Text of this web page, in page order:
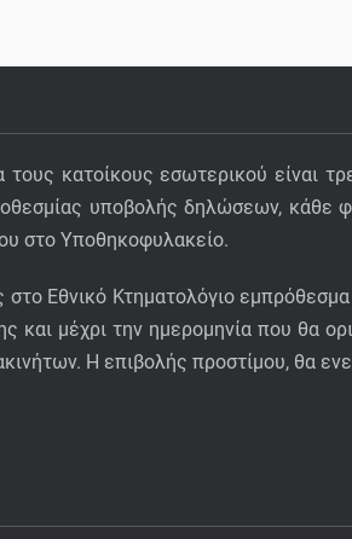
κατοίκους εσωτερικού είναι
υποβολής δηλώσεων,
στο Υποθηκοφυλακείο.
Εθνικό Κτηματολόγιο
και μέχρι την ημερομηνία που
Η επιβολής προστίμου, θα